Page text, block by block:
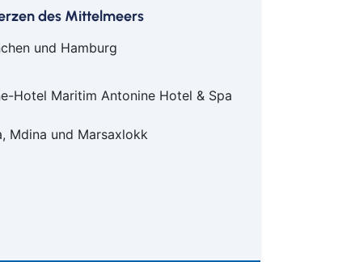
des Mittelmeers
und Hamburg
Hotel Maritim Antonine Hotel & Spa
Mdina und Marsaxlokk